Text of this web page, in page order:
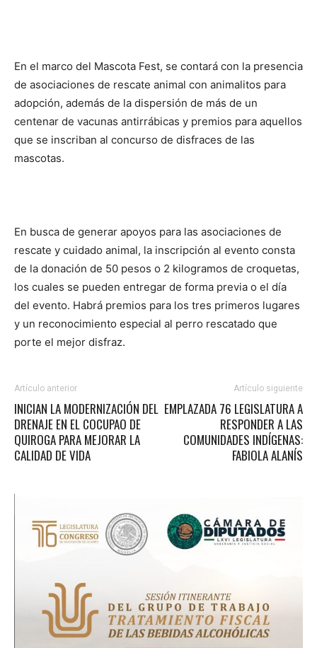
En el marco del Mascota Fest, se contará con la presencia
de asociaciones de rescate animal con animalitos para
adopción, además de la dispersión de más de un
centenar de vacunas antirrábicas y premios para aquellos
que se inscriban al concurso de disfraces de las
mascotas.
En busca de generar apoyos para las asociaciones de
rescate y cuidado animal, la inscripción al evento consta
de la donación de 50 pesos o 2 kilogramos de croquetas,
los cuales se pueden entregar de forma previa o el día
del evento. Habrá premios para los tres primeros lugares
y un reconocimiento especial al perro rescatado que
porte el mejor disfraz.
Artículo anterior
INICIAN LA MODERNIZACIÓN DEL
DRENAJE EN EL COCUPAO DE
QUIROGA PARA MEJORAR LA
CALIDAD DE VIDA
Artículo siguiente
EMPLAZADA 76 LEGISLATURA A
RESPONDER A LAS
COMUNIDADES INDÍGENAS:
FABIOLA ALANÍS